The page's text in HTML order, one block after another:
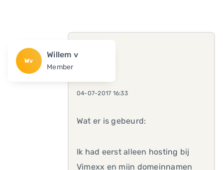
Wv
Willem v
Member
04-07-2017 16:33
Wat er is gebeurd:
Ik had eerst alleen hosting bij
Vimexx en mijn domeinnamen